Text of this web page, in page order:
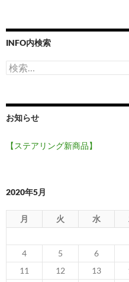
INFO内検索
検
索:
お知らせ
【ステアリング新商品】
2020年5月
月 火 水
4
5 6
11
12 13